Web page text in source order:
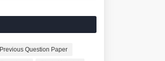
Previous Question Paper